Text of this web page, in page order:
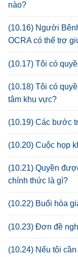
nào?
(10.16) Người
OCRA có thể trợ
(10.17) Tôi có
(10.18) Tôi có
tâm khu vực?
(10.19) Các bước
(10.20) Cuộc họp
(10.21) Quyền
chính thức là gì?
(10.22) Buổi hòa
(10.23) Đơn đề
(10.24) Nếu tôi